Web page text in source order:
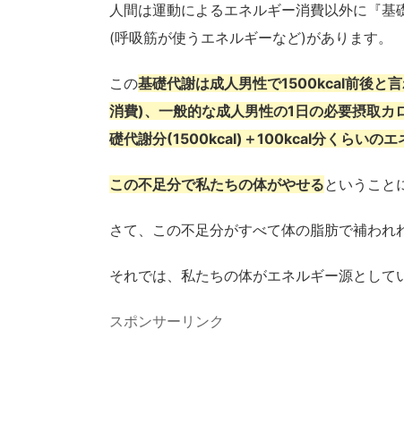
人間は運動によるエネルギー消費以外に『
(呼吸筋が使うエネルギーなど)があります。
この基礎代謝は成人男性で1500kcal前後と
消費)、一般的な成人男性の1日の必要摂取
礎代謝分(1500kcal)＋100kcal分くらいのエ
この不足分で私たちの体がやせるということ
さて、この不足分がすべて体の脂肪で補われ
それでは、私たちの体がエネルギー源として
スポンサーリンク